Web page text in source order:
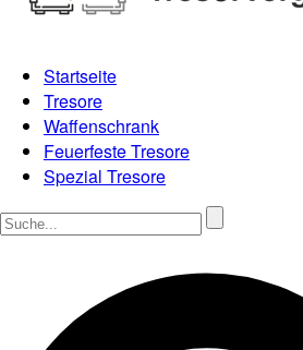
Startseite
Tresore
Waffenschrank
Feuerfeste Tresore
Spezial Tresore